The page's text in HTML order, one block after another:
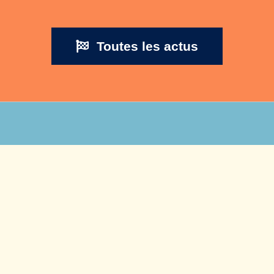
Toutes les actus